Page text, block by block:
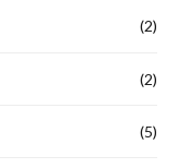
(2)
(2)
(5)